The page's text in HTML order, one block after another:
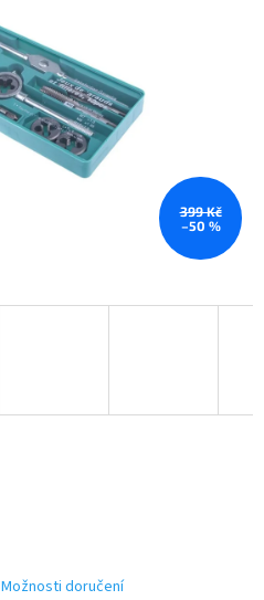
399 Kč
–50 %
Možnosti doručení